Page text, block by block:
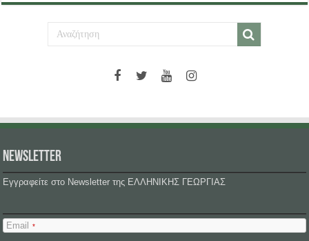
NEWSLETTER
Εγγραφείτε στο Newsletter της ΕΛΛΗΝΙΚΗΣ ΓΕΩΡΓΙΑΣ
Email *